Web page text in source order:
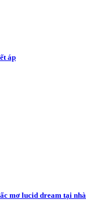
áp
mơ lucid dream tại nhà